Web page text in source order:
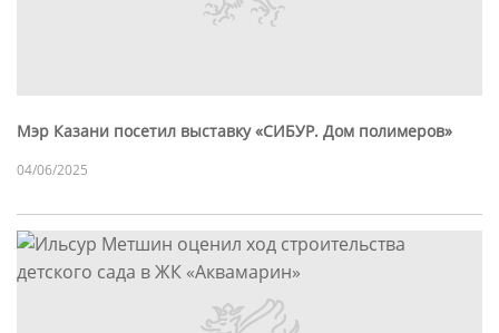
Мэр Казани посетил выставку «СИБУР. Дом полимеров»
04/06/2025